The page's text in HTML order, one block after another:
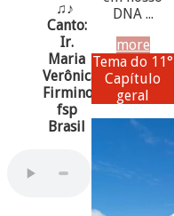
♫♪
Canto:
Ir.
Maria
Verônica
Firmino,
fsp
Brasil
DNA ...
more
Tema do 11°
Capítulo
geral